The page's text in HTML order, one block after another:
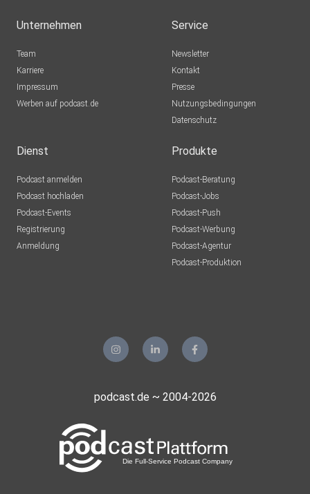
Unternehmen
Team
Karriere
Impressum
Werben auf podcast.de
Service
Newsletter
Kontakt
Presse
Nutzungsbedingungen
Datenschutz
Dienst
Podcast anmelden
Podcast hochladen
Podcast-Events
Registrierung
Anmeldung
Produkte
Podcast-Beratung
Podcast-Jobs
Podcast-Push
Podcast-Werbung
Podcast-Agentur
Podcast-Produktion
podcast.de ~ 2004-2026